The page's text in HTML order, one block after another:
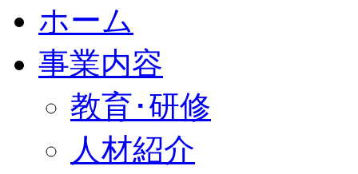
ホーム
事業内容
教育･研修
人材紹介